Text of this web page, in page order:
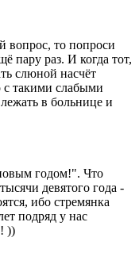
вопрос, то попроси
пару раз. И когда тот,
слюной насчёт
с такими слабыми
в больнице и
годом!". Что
девятого года -
ибо стремянка
подряд у нас
))